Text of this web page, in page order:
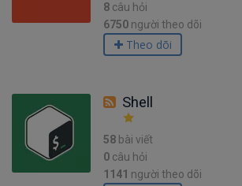
8 câu hỏi
6750 người theo dõi
Theo dõi
Shell
58 bài viết
0 câu hỏi
1141 người theo dõi